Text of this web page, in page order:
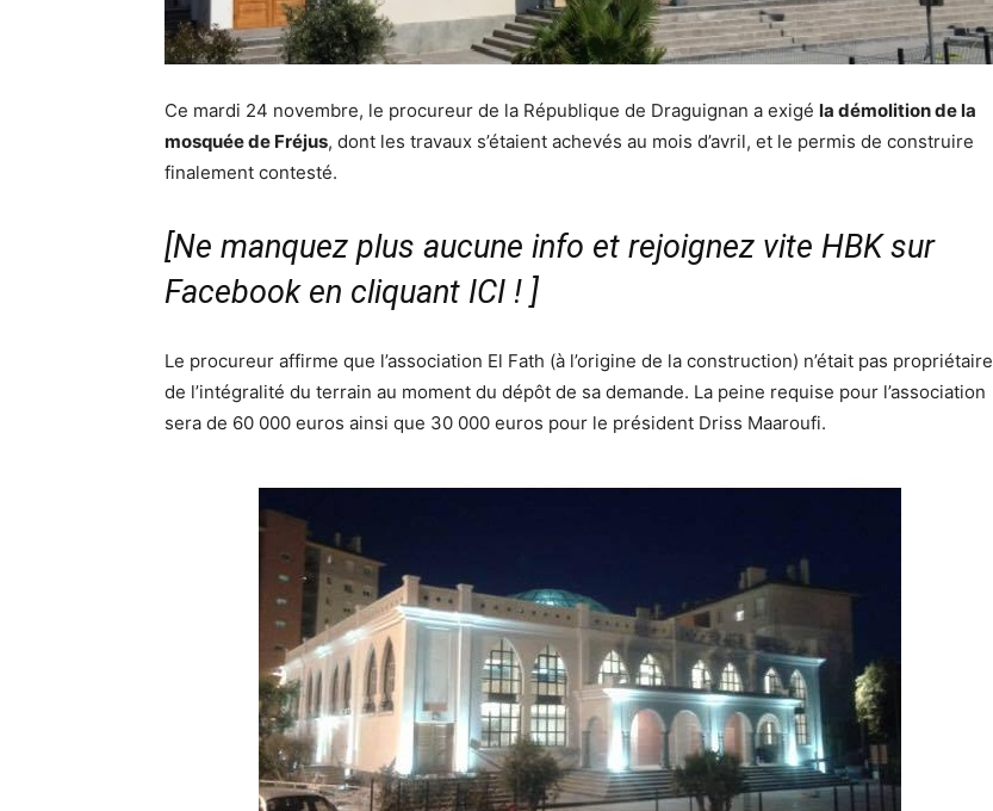
Ce mardi 24 novembre, le procureur de la République de Draguignan a exigé la démolition de la
mosquée de Fréjus, dont les travaux s’étaient achevés au mois d’avril, et le permis de construire
finalement contesté.
[Ne manquez plus aucune info et rejoignez vite HBK sur
Facebook en cliquant ICI ! ]
Le procureur affirme que l’association El Fath (à l’origine de la construction) n’était pas propriétaire
de l’intégralité du terrain au moment du dépôt de sa demande. La peine requise pour l’association
sera de 60 000 euros ainsi que 30 000 euros pour le président Driss Maaroufi.